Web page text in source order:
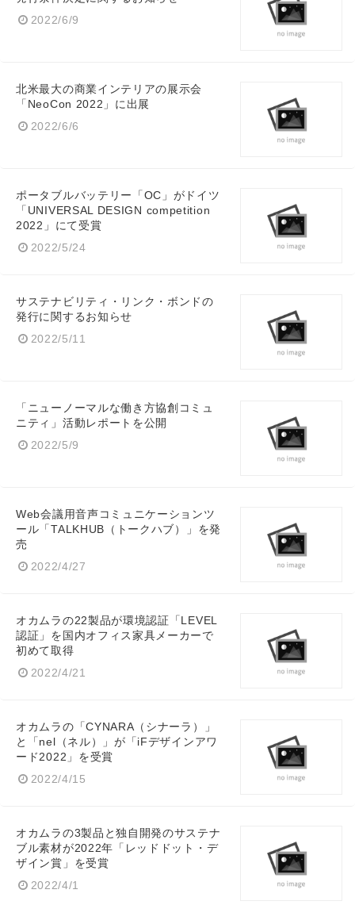
2022/6/9
北米最大の商業インテリアの展示会
「NeoCon 2022」に出展
2022/6/6
ポータブルバッテリー「OC」がドイツ
「UNIVERSAL DESIGN competition
2022」にて受賞
2022/5/24
サステナビリティ・リンク・ボンドの
発行に関するお知らせ
2022/5/11
「ニューノーマルな働き方協創コミュ
ニティ」活動レポートを公開
2022/5/9
Web会議用音声コミュニケーションツ
ール「TALKHUB（トークハブ）」を発
売
2022/4/27
オカムラの22製品が環境認証「LEVEL
認証」を国内オフィス家具メーカーで
初めて取得
2022/4/21
オカムラの「CYNARA（シナーラ）」
と「nel（ネル）」が「iFデザインアワ
ード2022」を受賞
2022/4/15
オカムラの3製品と独自開発のサステナ
ブル素材が2022年「レッドドット・デ
ザイン賞」を受賞
2022/4/1
English